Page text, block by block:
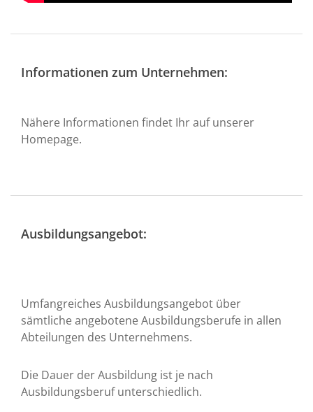
Informationen zum Unternehmen:
Nähere Informationen findet Ihr auf unserer
Homepage.
Ausbildungsangebot:
Umfangreiches Ausbildungsangebot über
sämtliche angebotene Ausbildungsberufe in allen
Abteilungen des Unternehmens.
Die Dauer der Ausbildung ist je nach
Ausbildungsberuf unterschiedlich.